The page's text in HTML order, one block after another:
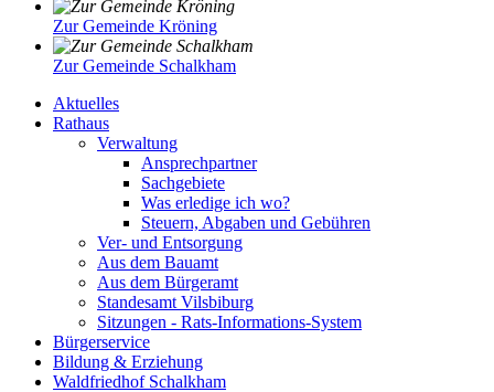
Zur Gemeinde Kröning
Zur Gemeinde Schalkham
Aktuelles
Rathaus
Verwaltung
Ansprechpartner
Sachgebiete
Was erledige ich wo?
Steuern, Abgaben und Gebühren
Ver- und Entsorgung
Aus dem Bauamt
Aus dem Bürgeramt
Standesamt Vilsbiburg
Sitzungen - Rats-Informations-System
Bürgerservice
Bildung & Erziehung
Waldfriedhof Schalkham